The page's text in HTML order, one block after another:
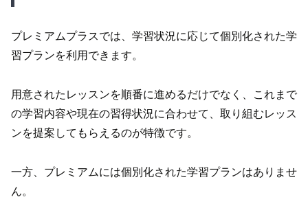
プレミアムプラスでは、学習状況に応じて個別化された学
習プランを利用できます。
用意されたレッスンを順番に進めるだけでなく、これまで
の学習内容や現在の習得状況に合わせて、取り組むレッス
ンを提案してもらえるのが特徴です。
一方、プレミアムには個別化された学習プランはありませ
ん。